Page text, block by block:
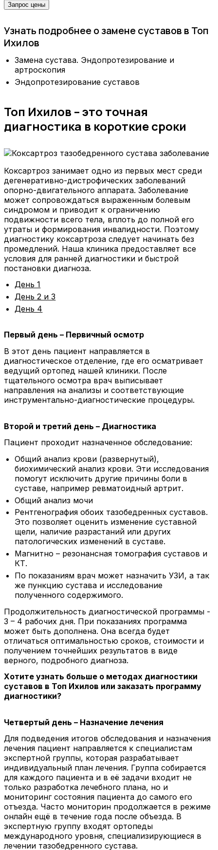
Запрос цены
Узнать подробнее о замене суставов в Топ
Ихилов
Замена сустава. Эндопротезирование и
артроскопия
Эндопротезирование суставов
Топ Ихилов – это точная
диагностика в короткие сроки
Коксартроз занимает одно из первых мест среди
дегенеративно-дистрофических заболеваний
опорно-двигательного аппарата. Заболевание
может сопровождаться выраженным болевым
синдромом и приводит к ограничению
подвижности всего тела, вплоть до полной его
утраты и формирования инвалидности. Поэтому
диагностику коксартроза следует начинать без
промедлений. Наша клиника предоставляет все
условия для ранней диагностики и быстрой
постановки диагноза.
День 1
День 2 и 3
День 4
Первый день – Первичный осмотр
В этот день пациент направляется в
диагностическое отделение, где его осматривает
ведущий ортопед нашей клиники. После
тщательного осмотра врач выписывает
направления на анализы и соответствующие
инструментально-диагностические процедуры.
Второй и третий день – Диагностика
Пациент проходит назначенное обследование:
Общий анализ крови (развернутый),
биохимический анализ крови. Эти исследования
помогут исключить другие причины боли в
суставе, например ревматоидный артрит.
Общий анализ мочи
Рентгенография обоих тазобедренных суставов.
Это позволяет оценить изменение суставной
щели, наличие разрастаний или других
патологических изменений в суставе.
Магнитно – резонансная томография суставов и
КТ.
По показаниям врач может назначить УЗИ, а так
же пункцию сустава и исследование
полученного содержимого.
Продолжительность диагностической программы -
3 – 4 рабочих дня. При показаниях программа
может быть дополнена. Она всегда будет
отличаться оптимальностью сроков, стоимости и
получением точнейших результатов в виде
верного, подробного диагноза.
Хотите узнать больше о методах диагностики
суставов в Топ Ихилов или заказать программу
диагностики?
Четвертый день – Назначение лечения
Для подведения итогов обследования и назначения
лечения пациент направляется к специалистам
экспертной группы, которая разрабатывает
индивидуальный план лечения. Группа собирается
для каждого пациента и в её задачи входит не
только разработка лечебного плана, но и
мониторинг состояния пациента до самого его
отъезда. Часто мониторин продолжается в режиме
онлайн ещё в течение года после объезда. В
экспертную группу входят ортопеды
международного уровня, специализирующиеся в
лечении тазобедренного сустава.